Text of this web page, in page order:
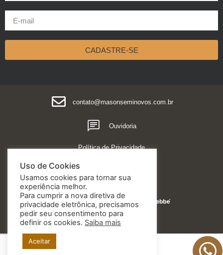
CADASTRE-SE
contato@masonseminovos.com.br
Ouvidoria
Política de Privacidade
Feito essencialmente por
Uso de Cookies
Usamos cookies para tornar sua
experiência melhor.
Para cumprir a nova diretiva de
privacidade eletrônica, precisamos
pedir seu consentimento para
definir os cookies. Saiba mais
Aceitar